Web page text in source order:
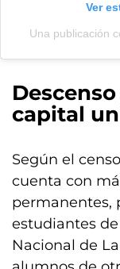
Ver
Una publicación
capital
Según el
cuenta con
permanentes,
estudiantes
Nacional de